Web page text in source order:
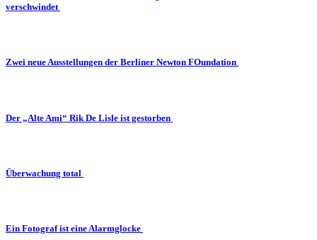
verschwindet
Zwei neue Ausstellungen der Berliner Newton FOundation
Der „Alte Ami“ Rik De Lisle ist gestorben
Überwachung total
Ein Fotograf ist eine Alarmglocke